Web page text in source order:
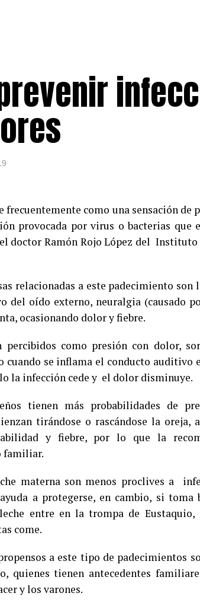
frecuentemente como una sensación de
provocada por virus o bacterias que
doctor Ramón Rojo López del Instituto
relacionadas a este padecimiento son
del oído externo, neuralgia (causado
ocasionando dolor y fiebre.
como presión con dolor,
cuando se inflama el conducto auditivo
la infección cede y el dolor disminuye.
tienen más probabilidades de
tirándose o rascándose la oreja,
y fiebre, por lo que la
familiar.
materna son menos proclives a
a protegerse, en cambio, si toma
entre en la trompa de
come.
a este tipo de padecimientos
quienes tienen antecedentes
y los varones.